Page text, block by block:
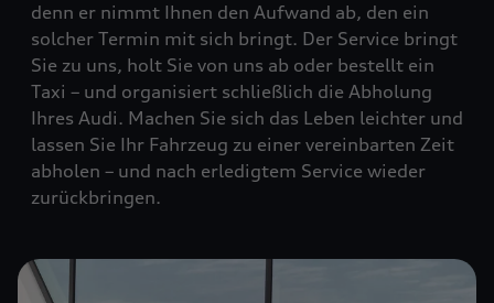
denn er nimmt Ihnen den Aufwand ab, den ein
solcher Termin mit sich bringt. Der Service bringt
Sie zu uns, holt Sie von uns ab oder bestellt ein
Taxi – und organisiert schließlich die Abholung
Ihres Audi. Machen Sie sich das Leben leichter und
lassen Sie Ihr Fahrzeug zu einer vereinbarten Zeit
abholen – und nach erledigtem Service wieder
zurückbringen.